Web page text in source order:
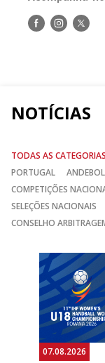
Siga-Siga-Siga-
NOTÍCIAS
TODAS AS CATEGORIAS
PORTUGAL
COMPETIÇÕES
SELEÇÕES NACIONAIS
CONSELHO
07.08.2026
Anterior